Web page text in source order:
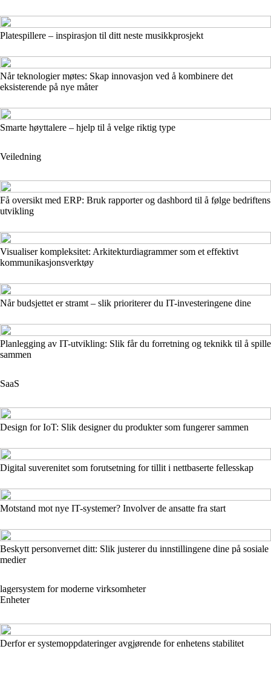
Platespillere – inspirasjon til ditt neste musikkprosjekt
Når teknologier møtes: Skap innovasjon ved å kombinere det
eksisterende på nye måter
Smarte høyttalere – hjelp til å velge riktig type
Veiledning
Få oversikt med ERP: Bruk rapporter og dashbord til å følge bedriftens
utvikling
Visualiser kompleksitet: Arkitekturdiagrammer som et effektivt
kommunikasjonsverktøy
Når budsjettet er stramt – slik prioriterer du IT-investeringene dine
Planlegging av IT-utvikling: Slik får du forretning og teknikk til å spille
sammen
SaaS
Design for IoT: Slik designer du produkter som fungerer sammen
Digital suverenitet som forutsetning for tillit i nettbaserte fellesskap
Motstand mot nye IT-systemer? Involver de ansatte fra start
Beskytt personvernet ditt: Slik justerer du innstillingene dine på sosiale
medier
lagersystem for moderne virksomheter
Enheter
Derfor er systemoppdateringer avgjørende for enhetens stabilitet